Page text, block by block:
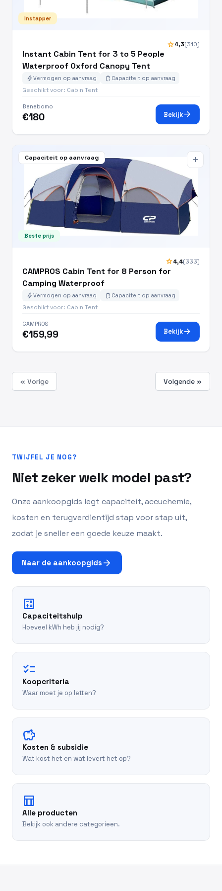
Instapper
star4,3(310)
Instant Cabin Tent for 3 to 5 People
Waterproof Oxford Canopy Tent
boltVermogen op aanvraag battery_charging_full Capaciteit op aanvraag
Geschikt voor: Cabin Tent
Benebomo
€180 Bekijkarrow_forward
Capaciteit op aanvraag
Beste prijs
add
star4,4(333)
CAMPROS Cabin Tent for 8 Person for
Camping Waterproof
boltVermogen op aanvraag battery_charging_full Capaciteit op aanvraag
Geschikt voor: Cabin Tent
CAMPROS
€159,99 Bekijkarrow_forward
« Vorige Volgende »
TWIJFEL JE NOG?
Niet zeker welk model past?
Onze aankoopgids legt capaciteit, accuchemie,
kosten en terugverdientijd stap voor stap uit,
zodat je sneller een goede keuze maakt.
Naar de aankoopgids arrow_forward
calculate
Capaciteitshulp
Hoeveel kWh heb jij nodig?
checklist
Koopcriteria
Waar moet je op letten?
savings
Kosten & subsidie
Wat kost het en wat levert het op?
table_chart
Alle producten
Bekijk ook andere categorieen.